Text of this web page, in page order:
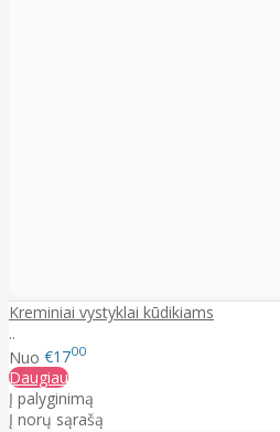
Kreminiai vystyklai kūdikiams
..
Nuo €1700
Daugiau
Į palyginimą
Į norų sąrašą